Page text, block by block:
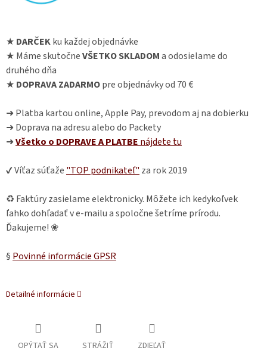
★ DARČEKku každej objednávke
★ Máme skutočneVŠETKO SKLADOMa odosielame do
druhého dňa
★ DOPRAVA ZADARMOpre objednávky od 70 €
➜ Platba kartou online, Apple Pay, prevodom aj na dobierku
➜ Doprava na adresu alebo do Packety
➜Všetko o DOPRAVE A PLATBE nájdete tu
✔ Víťaz súťaže "TOP podnikateľ" za rok 2019
♻ Faktúry zasielame elektronicky. Môžete ich kedykoľvek
ľahko dohľadať v e-mailu a spoločne šetríme prírodu.
Ďakujeme! ❀
§ Povinné informácie GPSR
Detailné informácie
OPÝTAŤ SA STRÁŽIŤ ZDIEĽAŤ